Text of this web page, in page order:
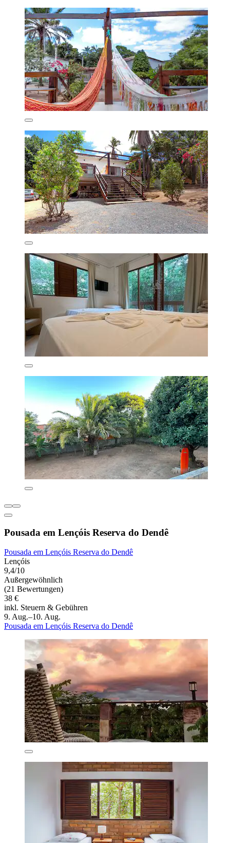
Pousada em Lençóis Reserva do Dendê
Pousada em Lençóis Reserva do Dendê
Lençóis
9,4/10
Außergewöhnlich
(21 Bewertungen)
38 €
inkl. Steuern & Gebühren
9. Aug.–10. Aug.
Pousada em Lençóis Reserva do Dendê